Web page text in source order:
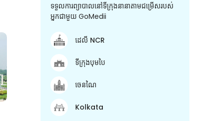
ទទួលការព្យាបាលនៅទីក្រុងនានាតាមជម្រើសរបស់
អ្នកជាមួយ GoMedii
ដេលី NCR
ទីក្រុងបុមបៃ
ចេនណៃ
Kolkata